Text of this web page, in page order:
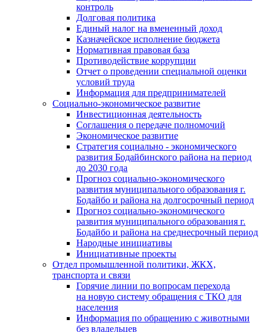
контроль
Долговая политика
Единый налог на вмененный доход
Казначейское исполнение бюджета
Нормативная правовая база
Противодействие коррупции
Отчет о проведении специальной оценки
условий труда
Информация для предпринимателей
Социально-экономическое развитие
Инвестиционная деятельность
Соглашения о передаче полномочий
Экономическое развитие
Стратегия социально - экономического
развития Бодайбинского района на период
до 2030 года
Прогноз социально-экономического
развития муниципального образования г.
Бодайбо и района на долгосрочный период
Прогноз социально-экономического
развития муниципального образования г.
Бодайбо и района на среднесрочный период
Народные инициативы
Инициативные проекты
Отдел промышленной политики, ЖКХ,
транспорта и связи
Горячие линии по вопросам перехода
на новую систему обращения с ТКО для
населения
Информация по обращению с животными
без владельцев